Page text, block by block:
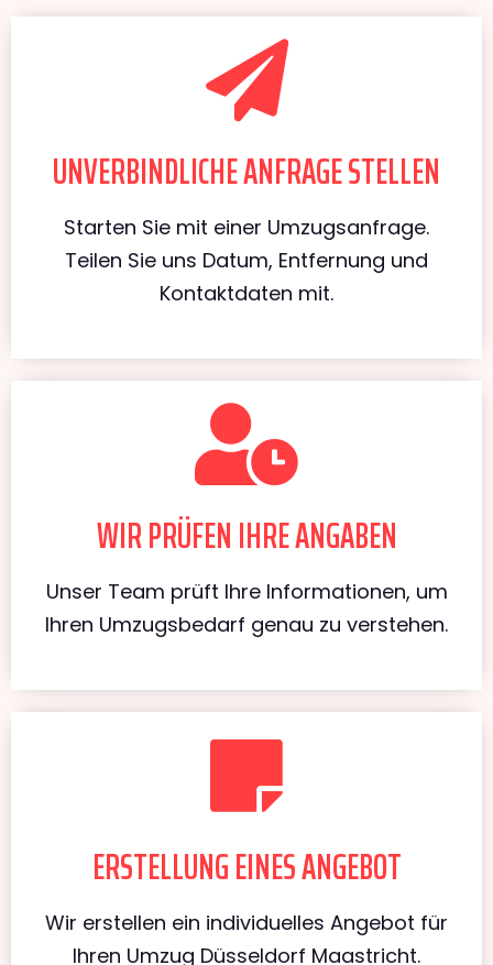
UNVERBINDLICHE ANFRAGE STELLEN
Starten Sie mit einer Umzugsanfrage.
Teilen Sie uns Datum, Entfernung und
Kontaktdaten mit.
WIR PRÜFEN IHRE ANGABEN
Unser Team prüft Ihre Informationen, um
Ihren Umzugsbedarf genau zu verstehen.
ERSTELLUNG EINES ANGEBOT
Wir erstellen ein individuelles Angebot für
Ihren Umzug Düsseldorf Maastricht.